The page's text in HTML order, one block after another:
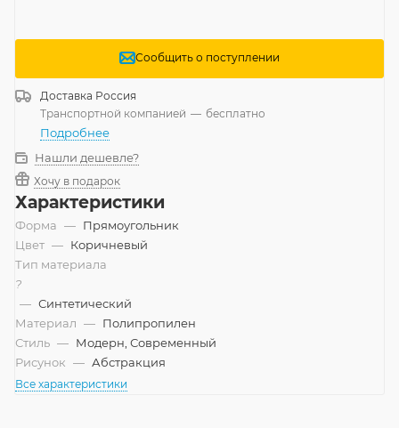
Сообщить о поступлении
Доставка Россия
Транспортной компанией — бесплатно
Подробнее
Нашли дешевле?
Хочу в подарок
Характеристики
Форма — Прямоугольник
Цвет — Коричневый
Тип материала
?
— Синтетический
Материал — Полипропилен
Стиль — Модерн, Современный
Рисунок — Абстракция
Все характеристики